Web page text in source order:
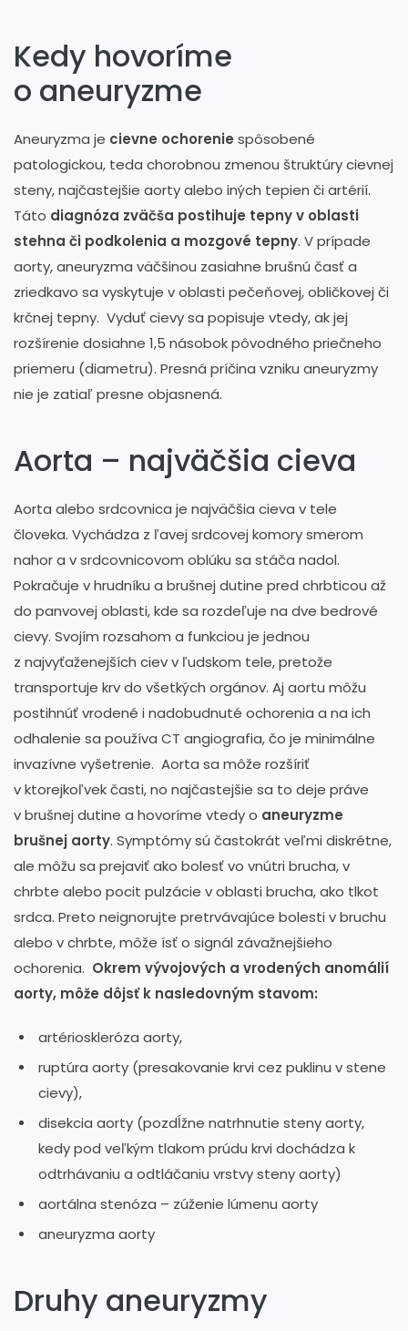
Kedy hovoríme
o aneuryzme
Aneuryzma je cievne ochorenie spôsobené
patologickou, teda chorobnou zmenou štruktúry cievnej
steny, najčastejšie aorty alebo iných tepien či artérií.
Táto diagnóza zväčša postihuje tepny v oblasti
stehna či podkolenia a mozgové tepny. V prípade
aorty, aneuryzma väčšinou zasiahne brušnú časť a
zriedkavo sa vyskytuje v oblasti pečeňovej, obličkovej či
krčnej tepny. Vyduť cievy sa popisuje vtedy, ak jej
rozšírenie dosiahne 1,5 násobok pôvodného priečneho
priemeru (diametru). Presná príčina vzniku aneuryzmy
nie je zatiaľ presne objasnená.
Aorta – najväčšia cieva
Aorta alebo srdcovnica je najväčšia cieva v tele
človeka. Vychádza z ľavej srdcovej komory smerom
nahor a v srdcovnicovom oblúku sa stáča nadol.
Pokračuje v hrudníku a brušnej dutine pred chrbticou až
do panvovej oblasti, kde sa rozdeľuje na dve bedrové
cievy. Svojím rozsahom a funkciou je jednou
z najvyťaženejších ciev v ľudskom tele, pretože
transportuje krv do všetkých orgánov. Aj aortu môžu
postihnúť vrodené i nadobudnuté ochorenia a na ich
odhalenie sa používa CT angiografia, čo je minimálne
invazívne vyšetrenie. Aorta sa môže rozšíriť
v ktorejkoľvek časti, no najčastejšie sa to deje práve
v brušnej dutine a hovoríme vtedy o aneuryzme
brušnej aorty. Symptómy sú častokrát veľmi diskrétne,
ale môžu sa prejaviť ako bolesť vo vnútri brucha, v
chrbte alebo pocit pulzácie v oblasti brucha, ako tlkot
srdca. Preto neignorujte pretrvávajúce bolesti v bruchu
alebo v chrbte, môže ísť o signál závažnejšieho
ochorenia. Okrem vývojových a vrodených anomálií
aorty, môže dôjsť k nasledovným stavom:
artérioskleróza aorty,
ruptúra aorty (presakovanie krvi cez puklinu v stene
cievy),
disekcia aorty (pozdĺžne natrhnutie steny aorty,
kedy pod veľkým tlakom prúdu krvi dochádza k
odtrhávaniu a odtláčaniu vrstvy steny aorty)
aortálna stenóza – zúženie lúmenu aorty
aneuryzma aorty
Druhy aneuryzmy